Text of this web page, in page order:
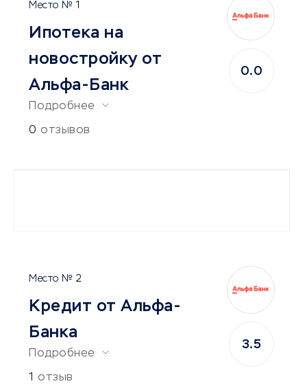
1
Ипотека на
новостройку от
Альфа-Банк
Подробнее
0 отзывов
0.0
2
Кредит от Альфа-
Банка
Подробнее
1 отзыв
3.5